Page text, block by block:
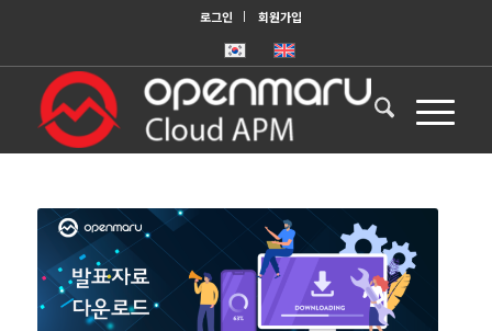
로그인 회원가입